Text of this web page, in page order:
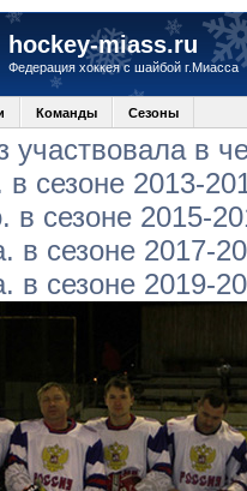
hockey-miass.ru
Федерация хоккея с шайбой г.Миасса
Команды Сезоны
в
сезоне 2013-
в сезоне 2015-
в сезоне 2017-
в сезоне 2019-